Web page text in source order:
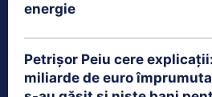
energie
Petrişor Peiu cere explicații:
miliarde de euro